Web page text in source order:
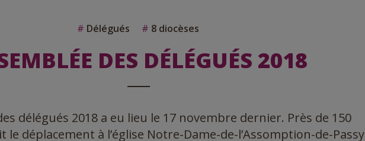
# Délégués # 8 diocèses
DES DÉLÉGUÉS 2018
délégués 2018 a eu lieu le 17 novembre dernier. Près de 150
le déplacement à l’église Notre-Dame-de-l’Assomption-de-Passy